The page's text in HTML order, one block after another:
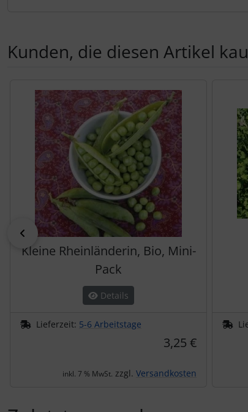
Kunden, die diesen Artikel
zurück
Kleine Rheinländerin, Bio, Mini-
Pack
Details
Lieferzeit: 5-6 Arbeitstage
3,25 €
inkl. 7 % MwSt. zzgl. Versandkosten